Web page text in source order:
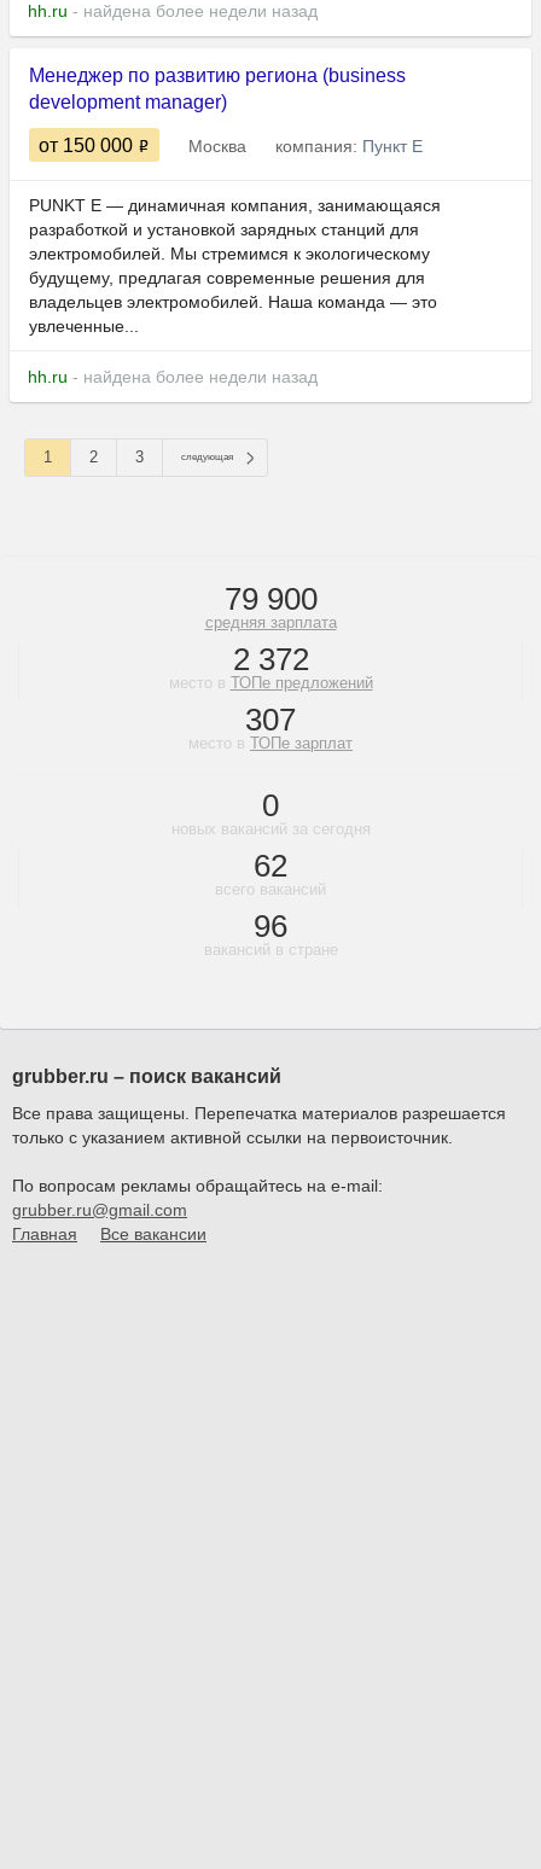
hh.ru - найдена более недели назад
Менеджер по развитию региона (business
development manager)
от 150 000 Москва компания: Пункт Е
PUNKT E — динамичная компания, занимающаяся
разработкой и установкой зарядных станций для
электромобилей. Мы стремимся к экологическому
будущему, предлагая современные решения для
владельцев электромобилей. Наша команда — это
увлеченные...
hh.ru - найдена более недели назад
1 2 3 следующая
79 900
средняя зарплата
2 372
место в ТОПе предложений
307
место в ТОПе зарплат
0
новых вакансий за сегодня
62
всего вакансий
96
вакансий в стране
grubber.ru – поиск вакансий
Все права защищены. Перепечатка материалов разрешается
только с указанием активной ссылки на первоисточник.
По вопросам рекламы обращайтесь на e-mail:
grubber.ru@gmail.com
Главная
Все вакансии